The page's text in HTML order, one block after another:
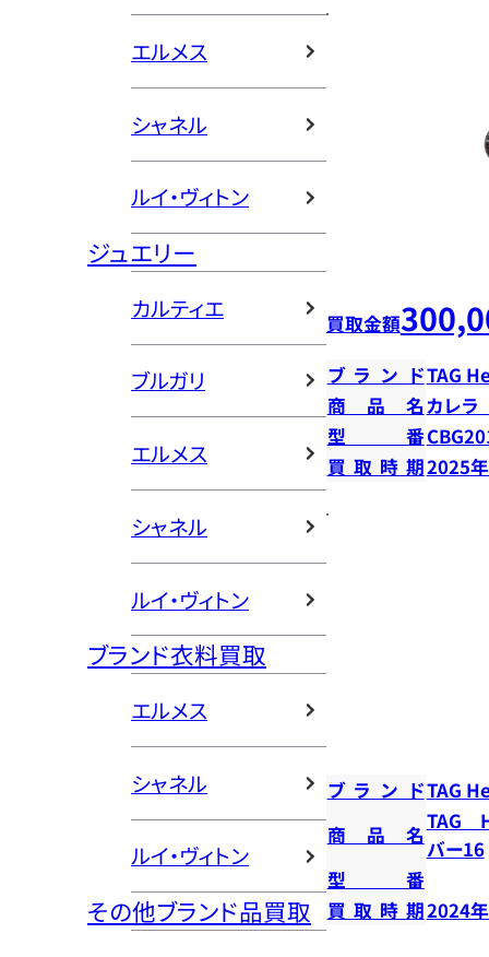
エルメス
シャネル
ルイ・ヴィトン
ジュエリー
カルティエ
ブルガリ
エルメス
シャネル
ルイ・ヴィトン
ブランド衣料買取
エルメス
シャネル
ルイ・ヴィトン
その他ブランド品買取
買取金額
ブランドTAG
商品名カレラ
型番
買取時期2025
ブランドTAG
商品名
TAG
バー16
型番
買取時期2024